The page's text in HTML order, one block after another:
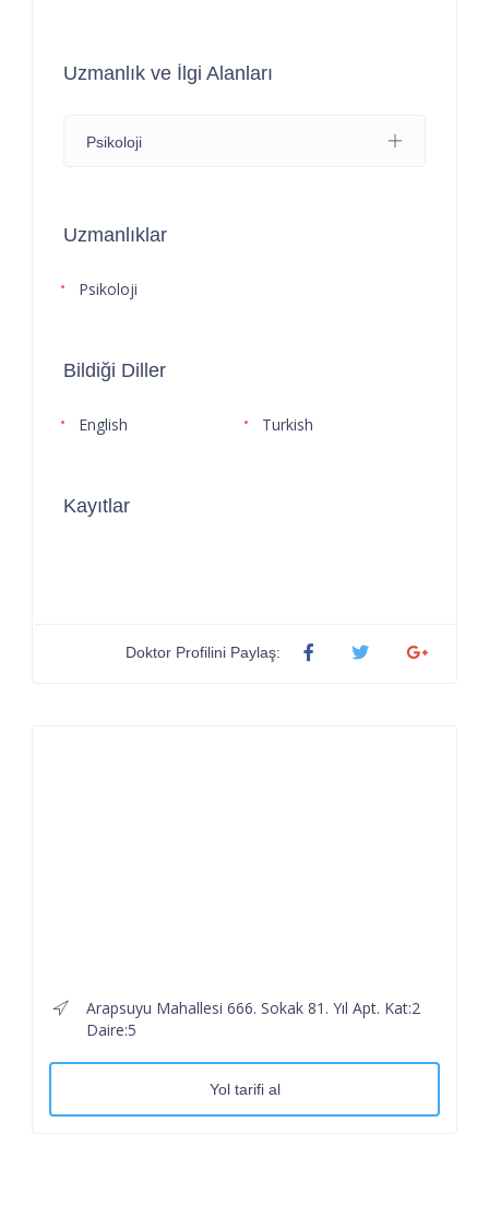
Uzmanlık ve İlgi Alanları
Psikoloji
Uzmanlıklar
Psikoloji
Bildiği Diller
English Turkish
Kayıtlar
Doktor Profilini Paylaş:
Arapsuyu Mahallesi 666. Sokak 81. Yıl Apt. Kat:2
Daire:5
Yol tarifi al